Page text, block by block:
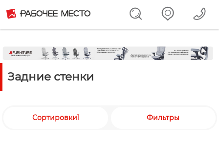
Задние стенки
Сортировки1 Фильтры